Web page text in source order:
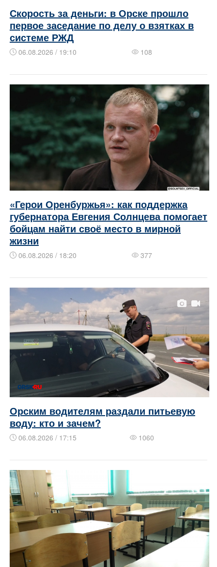
Скорость за деньги: в Орске прошло
первое заседание по делу о взятках в
системе РЖД
06.08.2026 / 19:10 108
«Герои Оренбуржья»: как поддержка
губернатора Евгения Солнцева помогает
бойцам найти своё место в мирной
жизни
06.08.2026 / 18:20 377
Орским водителям раздали питьевую
воду: кто и зачем?
06.08.2026 / 17:15 1060